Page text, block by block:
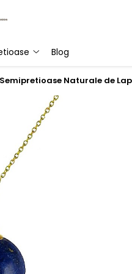
Blog
Naturale de